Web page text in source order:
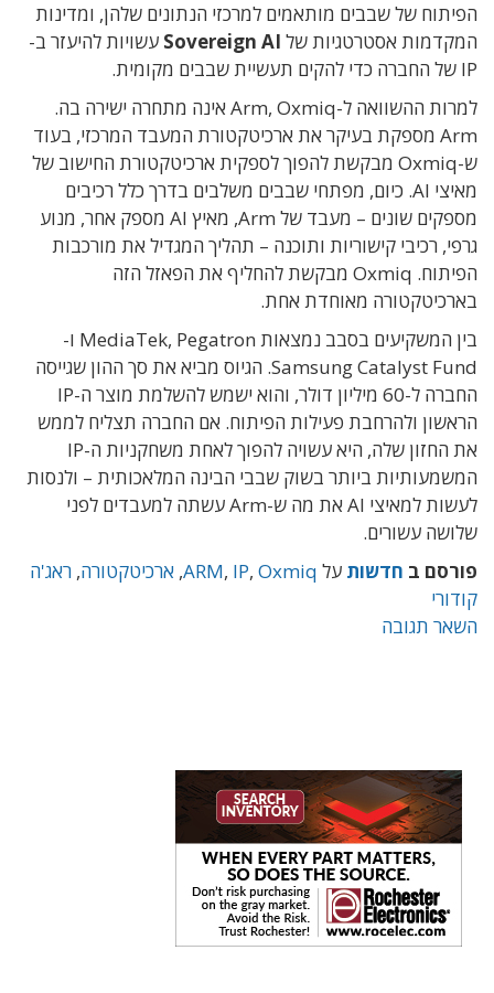
הפיתוח של שבבים מותאמים למרכזי הנתונים שלהן, ומדינות
המקדמות אסטרטגיות של Sovereign AI עשויות להיעזר ב-
IP של החברה כדי להקים תעשיית שבבים מקומית.
למרות ההשוואה ל-Arm, Oxmiq אינה מתחרה ישירה בה.
Arm מספקת בעיקר את ארכיטקטורת המעבד המרכזי, בעוד
ש-Oxmiq מבקשת להפוך לספקית ארכיטקטורת החישוב של
מאיצי AI. כיום, מפתחי שבבים משלבים בדרך כלל רכיבים
מספקים שונים – מעבד של Arm, מאיץ AI מספק אחר, מנוע
גרפי, רכיבי קישוריות ותוכנה – תהליך המגדיל את מורכבות
הפיתוח. Oxmiq מבקשת להחליף את הפאזל הזה
בארכיטקטורה מאוחדת אחת.
בין המשקיעים בסבב נמצאות MediaTek, Pegatron ו-
Samsung Catalyst Fund. הגיוס מביא את סך ההון שגייסה
החברה ל-60 מיליון דולר, והוא ישמש להשלמת מוצר ה-IP
הראשון ולהרחבת פעילות הפיתוח. אם החברה תצליח לממש
את החזון שלה, היא עשויה להפוך לאחת משחקניות ה-IP
המשמעותיות ביותר בשוק שבבי הבינה המלאכותית – ולנסות
לעשות למאיצי AI את מה ש-Arm עשתה למעבדים לפני
שלושה עשורים.
פורסם ב חדשות על ARM, IP, Oxmiq
, ארכיטקטורה, ראג'ה
קודורי
השאר תגובה